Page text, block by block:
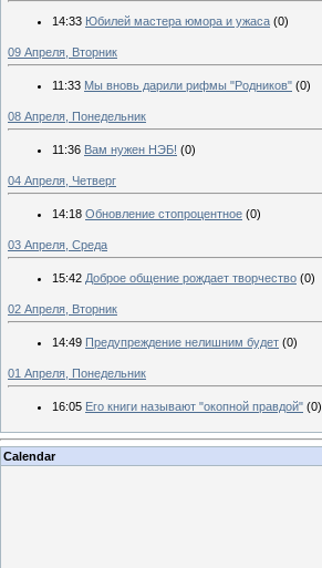
14:33 Юбилей мастера юмора и ужаса (0)
09 Апреля, Вторник
11:33 Мы вновь дарили рифмы "Родников" (0)
08 Апреля, Понедельник
11:36 Вам нужен НЭБ! (0)
04 Апреля, Четверг
14:18 Обновление стопроцентное (0)
03 Апреля, Среда
15:42 Доброе общение рождает творчество (0)
02 Апреля, Вторник
14:49 Предупреждение нелишним будет (0)
01 Апреля, Понедельник
16:05 Его книги называют "окопной правдой" (0)
Calendar